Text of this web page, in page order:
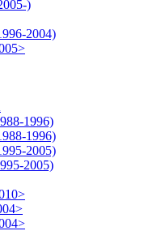
)
2004)
1996)
1996)
2005)
2005)